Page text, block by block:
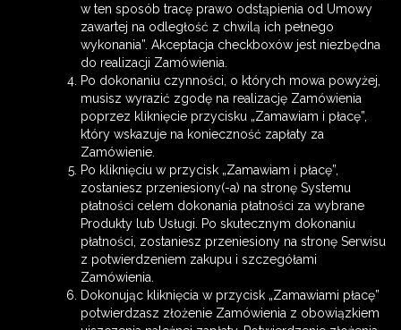
w ten sposób tracę prawo odstąpienia od Umowy
zawartej na odległość z chwilą ich pełnego
wykonania”. Akceptacja checkboxów jest niezbędna
do realizacji Zamówienia.
Po dokonaniu czynności, o których mowa powyżej,
musisz wyrazić zgodę na realizację Zamówienia
poprzez kliknięcie przycisku „Zamawiam i płacę”,
który wskazuje na konieczność zapłaty za
Zamówienie.
Po kliknięciu w przycisk „Zamawiam i płacę”,
zostaniesz przeniesiony(-a) na stronę Systemu
płatności celem dokonania płatności za wybrane
Produkty lub Usługi. Po skutecznym dokonaniu
płatności, zostaniesz przeniesiony na stronę Serwisu
z potwierdzeniem zakupu i szczegółami
Zamówienia.
Dokonując kliknięcia w przycisk „Zamawiami płacę”
potwierdzasz złożenie Zamówienia z obowiązkiem